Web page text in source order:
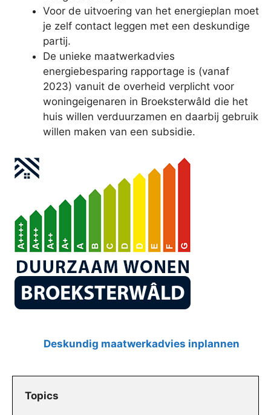
Voor de uitvoering van het energieplan moet
je zelf contact leggen met een deskundige
partij.
De unieke maatwerkadvies
energiebesparing rapportage is (vanaf
2023) vanuit de overheid verplicht voor
woningeigenaren in Broeksterwâld die het
huis willen verduurzamen en daarbij gebruik
willen maken van een subsidie.
Deskundig maatwerkadvies inplannen
Topics